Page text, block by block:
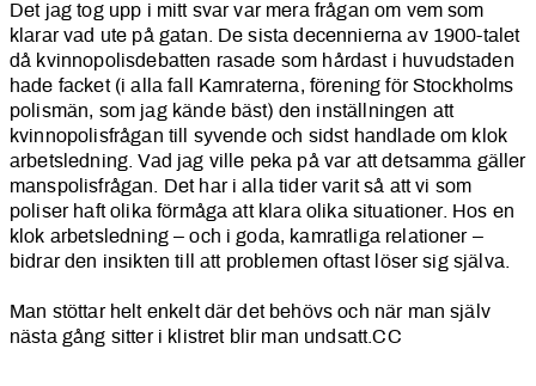
Det jag tog upp i mitt svar var mera frågan om vem som
klarar vad ute på gatan. De sista decennierna av 1900-talet
då kvinnopolisdebatten rasade som hårdast i huvudstaden
hade facket (i alla fall Kamraterna, förening för Stockholms
polismän, som jag kände bäst) den inställningen att
kvinnopolisfrågan till syvende och sidst handlade om klok
arbetsledning. Vad jag ville peka på var att detsamma gäller
manspolisfrågan. Det har i alla tider varit så att vi som
poliser haft olika förmåga att klara olika situationer. Hos en
klok arbetsledning – och i goda, kamratliga relationer –
bidrar den insikten till att problemen oftast löser sig själva.
Man stöttar helt enkelt där det behövs och när man själv
nästa gång sitter i klistret blir man undsatt.CC